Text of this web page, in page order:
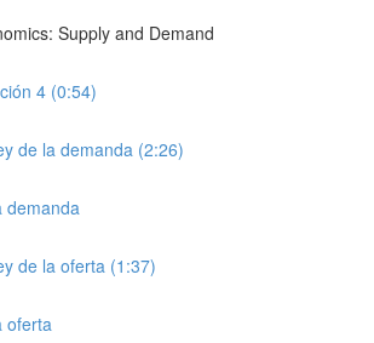
Supply and Demand
4 (0:54)
de la demanda (2:26)
demanda
de la oferta (1:37)
oferta